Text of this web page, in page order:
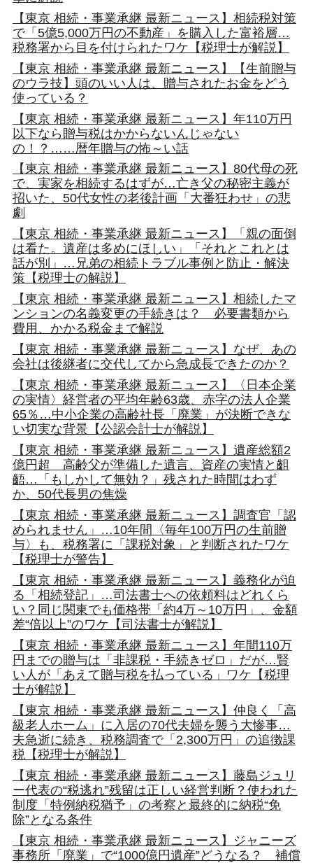
【東京 相続・事業承継 最新ニュース】相続税対策
で「5億5,000万円の不動産」を購入した富裕層…
税務署から目を付けられたワケ【税理士が解説】
【東京 相続・事業承継 最新ニュース】【生前贈与
のウラ技】頭のいい人は、贈与されたお金をどう
使っている？
【東京 相続・事業承継 最新ニュース】年110万円
以下なら贈与税はかからないんじゃない
の！？……暦年贈与の怖～い話
【東京 相続・事業承継 最新ニュース】80代母の死
で、実家を相続するはずが…亡き父の秘密主義が
招いた、50代女性の老後計画「大番狂わせ」の悲
劇
【東京 相続・事業承継 最新ニュース】「親の面倒
は看た。遺産は多めにほしい」「それとこれとは
話が別」…兄弟の相続トラブル事例と防止・解決
策【税理士の解説】
【東京 相続・事業承継 最新ニュース】相続したマ
ンションの名義変更の手続きは？ 必要書類から
費用、かかる税金まで解説
【東京 相続・事業承継 最新ニュース】なぜ、あの
会社は後継者に交代してから急成長できたのか？
【東京 相続・事業承継 最新ニュース】〈日本企業
の実情〉経営者の平均年齢63歳、赤字の法人企業
65％…中小企業の高齢社長「廃業」が決断できな
い切実な背景【公認会計士が解説】
【東京 相続・事業承継 最新ニュース】遺産総額2
億円超 高齢父が準備した遺言、資産の実情と齟
齬…「もしかして無効？」残された時間はわず
か、50代長男の焦燥
【東京 相続・事業承継 最新ニュース】調査官「認
められません」…10年間〈毎年100万円の生前贈
与〉も、税務署に「課税対象」と判断されたワケ
【税理士が警告】
【東京 相続・事業承継 最新ニュース】義務化が迫
る「相続登記」…司法書士への依頼料はどれくら
い？同じ関東でも価格帯「約4万～10万円」、金額
差“倍以上”のワケ【司法書士が解説】
【東京 相続・事業承継 最新ニュース】年間110万
円までの贈与は「非課税・手続きゼロ」だが…賢
い人が「あえて贈与税を払っている」ワケ【税理
士が解説】
【東京 相続・事業承継 最新ニュース】仲良く「高
級老人ホーム」に入居の70代夫婦を襲う大惨事…
夫急逝に続き、税務調査で「2,300万円」の追徴課
税【税理士が解説】
【東京 相続・事業承継 最新ニュース】藤島ジュリ
ー代表の“税逃れ”残留は正しい経営判断？使われた
制度「特例納税猶予」の考察と最終的に納税“免
除”となる条件
【東京 相続・事業承継 最新ニュース】ジャニーズ
事務所「廃業」で“1000億円遺産”どうなる？ 補償